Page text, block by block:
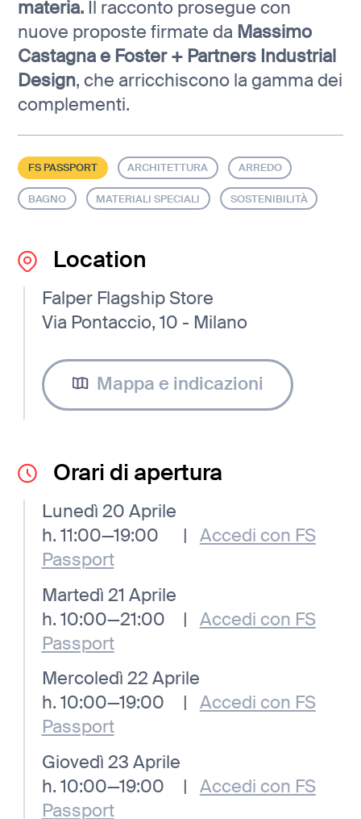
materia. Il racconto prosegue con
nuove proposte firmate da Massimo
Castagna e Foster + Partners Industrial
Design, che arricchiscono la gamma dei
complementi.
FS PASSPORT ARCHITETTURA ARREDO
BAGNO MATERIALI SPECIALI SOSTENIBILITÀ
Location
Falper Flagship Store
Via Pontaccio, 10 - Milano
Mappa e indicazioni
Orari di apertura
Lunedì 20 Aprile
h. 11:00—19:00
| Accedi con FS
Passport
Martedì 21 Aprile
h. 10:00—21:00
| Accedi con FS
Passport
Mercoledì 22 Aprile
h. 10:00—19:00
| Accedi con FS
Passport
Giovedì 23 Aprile
h. 10:00—19:00
| Accedi con FS
Passport